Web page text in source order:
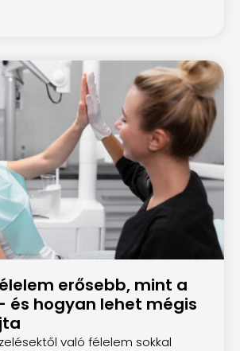
erősebb, mint a
és hogyan lehet mégis
való félelem sokkal